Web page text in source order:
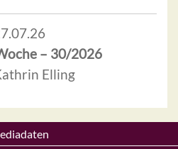
– 30/2026
Elling